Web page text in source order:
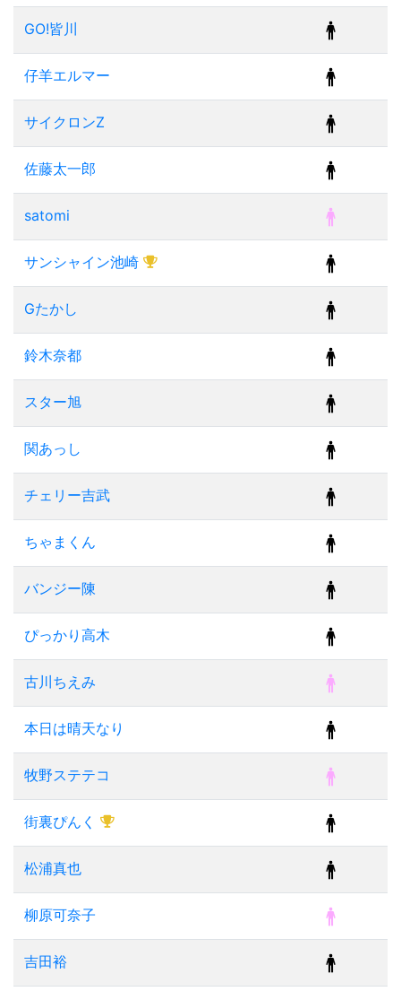
GO!皆川
仔羊エルマー
サイクロンZ
佐藤太一郎
satomi
サンシャイン池崎
Gたかし
鈴木奈都
スター旭
関あっし
チェリー吉武
ちゃまくん
バンジー陳
ぴっかり高木
古川ちえみ
本日は晴天なり
牧野ステテコ
街裏ぴんく
松浦真也
柳原可奈子
吉田裕